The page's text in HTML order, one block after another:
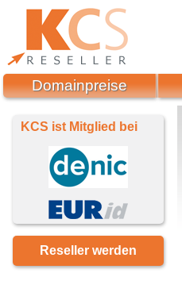
KCS ist Mitglied bei
Reseller werden
Domainpreise